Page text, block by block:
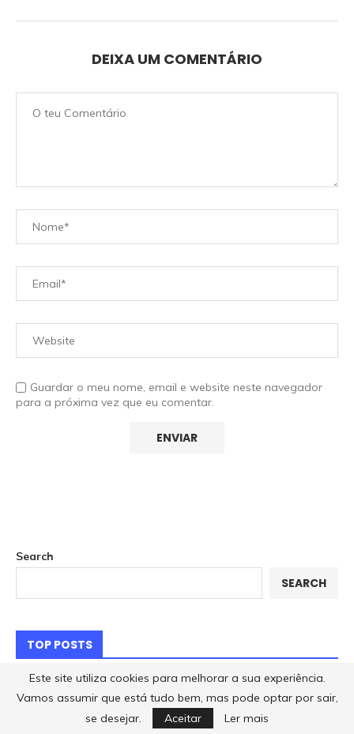
DEIXA UM COMENTÁRIO
Guardar o meu nome, email e website neste navegador
para a próxima vez que eu comentar.
Search
SEARCH
TOP POSTS
1 2
Este site utiliza cookies para melhorar a sua experiência.
Vamos assumir que está tudo bem, mas pode optar por sair,
se desejar.
Aceitar Ler mais